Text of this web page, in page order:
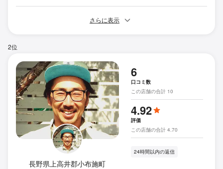
さらに表示
2位
長野県上高井郡小布施町
6
口コミ数
この店舗の合計 10
4.92
評価
この店舗の合計 4.70
24時間以内の返信